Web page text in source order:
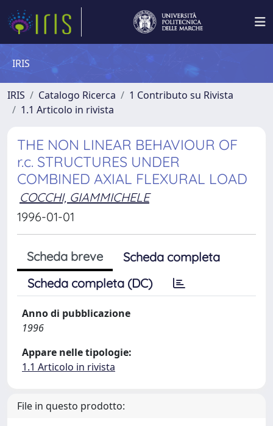
IRIS
IRIS Catalogo Ricerca
1 Contributo su Rivista
1.1 Articolo in rivista
THE NON LINEAR BEHAVIOUR OF
r.c. STRUCTURES UNDER
COMBINED AXIAL FLEXURAL LOAD
COCCHI, GIAMMICHELE
1996-01-01
Scheda breve
Scheda completa
Scheda completa (DC)
Anno di pubblicazione
1996
Appare nelle tipologie:
1.1 Articolo in rivista
File in questo prodotto: